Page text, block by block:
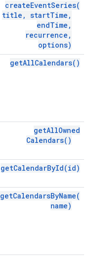
createEventSeries(
title , startTime ,
endTime ,
recurrence ,
options)
getAllCalendars( )
getAllOwned
Calendars( )
getCalendarById(id)
getCalendarsByName(
name)